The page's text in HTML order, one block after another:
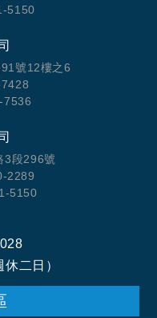
5150
號12樓之6
7536
3段296號
2289
5150
二日）